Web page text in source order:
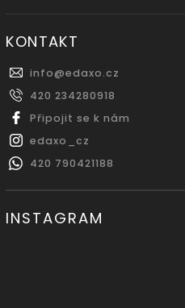
KONTAKT
info@edaxo.cz
420 234280918
Připojit se k nám
edaxo_cz
420 790421188
INSTAGRAM